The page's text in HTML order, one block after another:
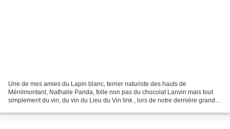
Une de mes amies du Lapin blanc, terrier naturiste des hauts de
Ménilmontant, Nathalie Panda, folle non pas du chocolat Lanvin mais tout
simplement du vin, du vin du Lieu du Vin link , lors de notre dernière grande :